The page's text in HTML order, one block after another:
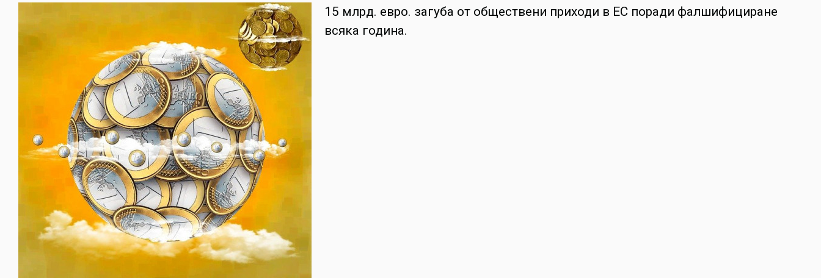
15 млрд. евро. загуба от обществени приходи в ЕС поради фалшифициране
всяка година.